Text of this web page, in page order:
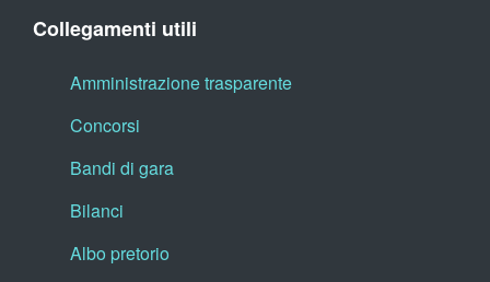
Collegamenti utili
Amministrazione trasparente
Concorsi
Bandi di gara
Bilanci
Albo pretorio